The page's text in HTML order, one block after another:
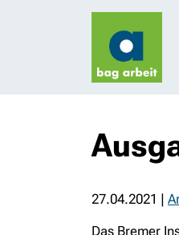
27.04.2021 |
Das Bremer